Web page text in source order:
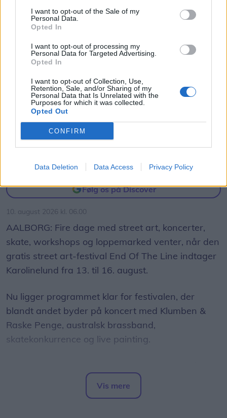
I want to opt-out of the Sale of my
Personal Data.
Opted In
I want to opt-out of processing my
Personal Data for Targeted Advertising.
Opted In
I want to opt-out of Collection, Use,
Retention, Sale, and/or Sharing of my
Personal Data that Is Unrelated with the
Purposes for which it was collected.
Opted Out
CONFIRM
Data Deletion Data Access Privacy Policy
at opleve fænomenet fra steder med frit udsyn
mod vest.
For mange nordjyder kan kysterne, fjordene og de
åbne landskaber danne en flot ramme om den
sjældne naturoplevelse, hvis vejret arter sig.
- En solformørkelse er en af de få begivenheder,
der kan få os alle til at stoppe op og kigge i
samme retning. Det er både smukt, fascinerende
og en fantastisk anledning til at samles om Solen,
dens betydning for livet på Jorden og vores plads i
universet. Med Sol26 vil vi give danskerne en
fælles oplevelse – og inspirere til ny viden og
der er astrofysiker og en af initiativtagerne til
Sol26.
Herunder får man et overblik over, hvornår
solformørkelsen rammer forskellige steder i
Aktuelt
Gratis festival i Aalborg: Her er
programmet
Emilie Nesheim Shaw
Følg os på Discover
10. august 2026 kl. 06.00
AALBORG: Fire dage med street art, koncerter,
skate, workshops og loppemarked venter, når den
gratis street art-festival End Of The Line indtager
Karolinelund fra 13. til 16. august.
Nu ligger programmet klar for festivalen, der
blandt andet byder på koncert med Klumben &
Raske Penge, australsk brassband,
skatekonkurrence og live painting.
dagen "Urban Ungdom", der er målrettet unge
mellem 13 og 24 år.
Vis mere